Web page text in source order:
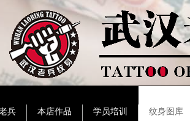
兵 本店作品 学员培训 纹身图库